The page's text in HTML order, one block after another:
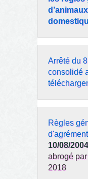
Arrêté du
consolidé
Règles
10/08/2004
abrogé
2018